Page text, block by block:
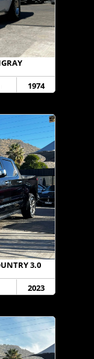
1974
3.0
2023